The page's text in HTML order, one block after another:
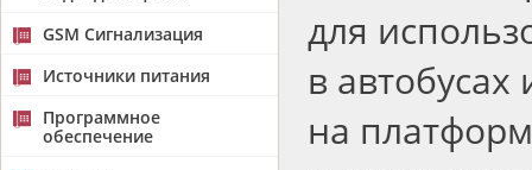
GSM Сигнализация
Источники питания
Программное
обеспечение
для
в
на